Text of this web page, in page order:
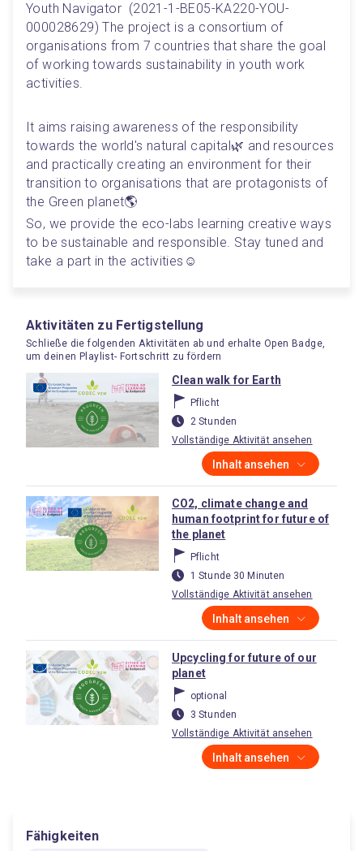
Youth Navigator  (2021-1-BE05-KA220-YOU-
000028629) The project is a consortium of
organisations from 7 countries that share the goal
of working towards sustainability in youth work
activities.
It aims raising awareness of the responsibility
towards the world's natural capital🌿 and resources
and practically creating an environment for their
transition to organisations that are protagonists of
the Green planet🌎
So, we provide the eco-labs learning creative ways
to be sustainable and responsible. Stay tuned and
take a part in the activities☺️
Aktivitäten zu Fertigstellung
Schließe die folgenden Aktivitäten ab und erhalte Open Badge,
um deinen Playlist- Fortschritt zu fördern
Clean walk for Earth
Pflicht
2 Stunden
Vollständige Aktivität ansehen
Inhalt ansehen
CO2, climate change and
human footprint for future of
the planet
Pflicht
1 Stunde 30 Minuten
Vollständige Aktivität ansehen
Inhalt ansehen
Upcycling for future of our
planet
optional
3 Stunden
Vollständige Aktivität ansehen
Inhalt ansehen
Fähigkeiten